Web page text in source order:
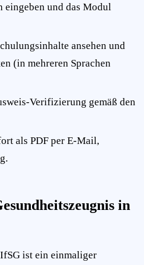
eingeben und das Modul
ansehen und
(in mehreren Sprachen
Verifizierung gemäß den
als PDF per E-Mail,
in
ist ein einmaliger